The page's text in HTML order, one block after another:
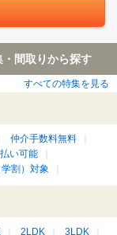
間取りから探す
すべての特集を見る
仲介手数料無料
い可能
割）対象
2LDK 3LDK